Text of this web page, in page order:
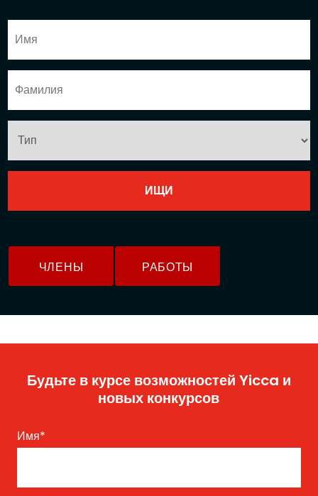
ЧЛЕНЫ РАБОТЫ
Будьте в курсе возможностей Yicca и
новых конкурсов
Имя*